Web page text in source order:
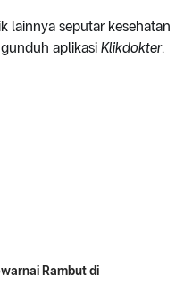
lainnya seputar kesehatan
aplikasi Klikdokter.
Rambut di